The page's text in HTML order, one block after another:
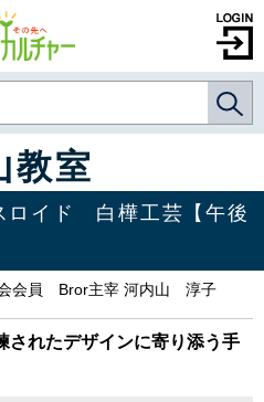
教室
ロイド 白樺工芸【午後
会会員 Bror主宰 河内山 淳子
されたデザインに寄り添う手